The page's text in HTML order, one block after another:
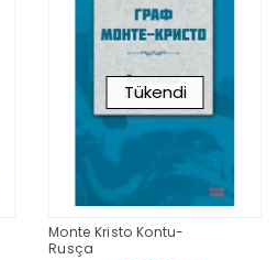
Tükendi
Monte Kristo Kontu-
Rusça